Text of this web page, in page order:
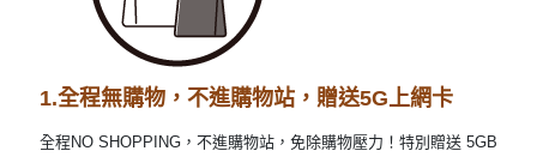
1.全程無購物，不進購物站，贈送5G上網卡
全程NO SHOPPING，不進購物站，免除購物壓力！特別贈送 5GB